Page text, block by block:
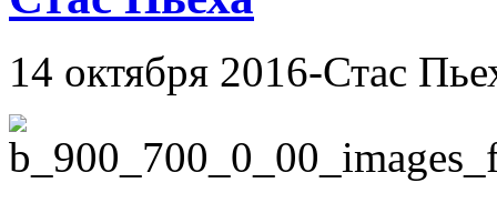
14 октября 2016-Стас